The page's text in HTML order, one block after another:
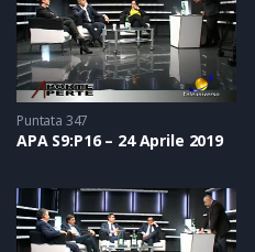
Puntata 347
APA S9:P16 – 24 Aprile 2019